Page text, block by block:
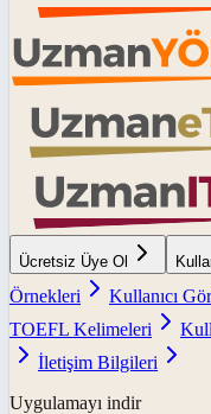
Ücretsiz Üye Ol
Örnekleri
Kullanıcı
TOEFL Kelimeleri
İletişim Bilgileri
Uygulamayı indir